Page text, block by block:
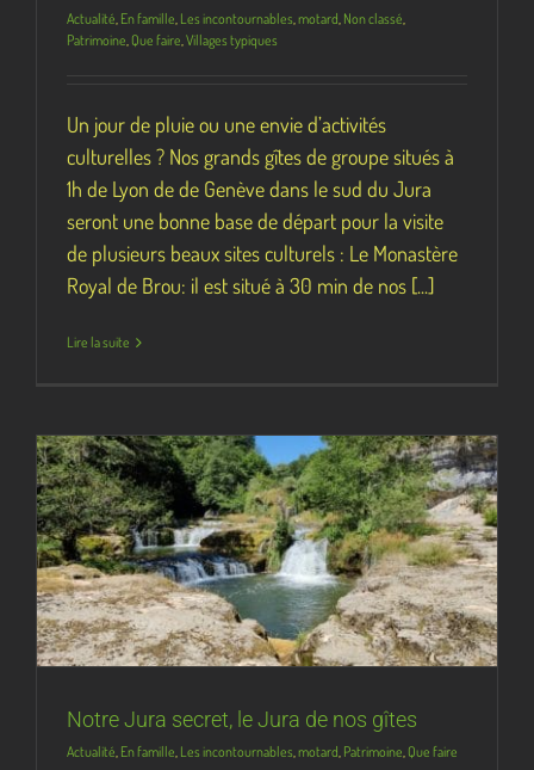
Actualité, En famille, Les incontournables,motard, Non classé,
Patrimoine, Que faire,Villages typiques
Un jour de pluie ou une envie d’activités
culturelles ? Nos grands gîtes de groupe situés à
1h de Lyon de de Genève dans le sud du Jura
seront une bonne base de départ pour la visite
de plusieurs beaux sites culturels : Le Monastère
Royal de Brou: il est situé à 30 min de nos [...]
Lire la suite
Notre Jura secret, le Jura de nos gîtes
Actualité, En famille, Les incontournables,motard, Patrimoine, Que faire